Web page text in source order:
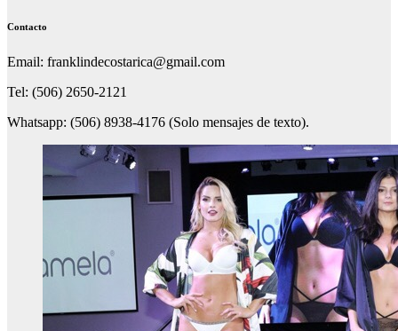
Contacto
Email: franklindecostarica@gmail.com
Tel: (506) 2650-2121
Whatsapp: (506) 8938-4176 (Solo mensajes de texto).